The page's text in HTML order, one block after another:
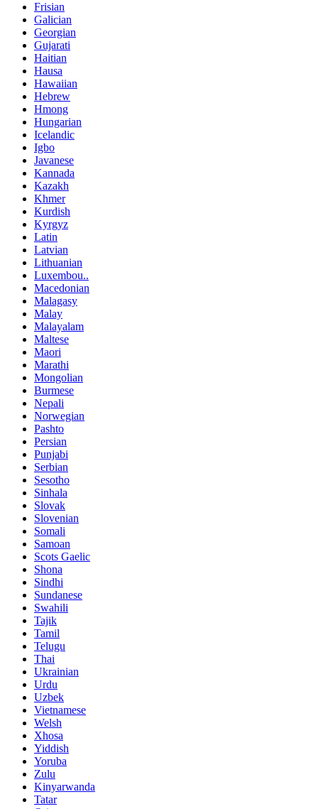
Frisian
Galician
Georgian
Gujarati
Haitian
Hausa
Hawaiian
Hebrew
Hmong
Hungarian
Icelandic
Igbo
Javanese
Kannada
Kazakh
Khmer
Kurdish
Kyrgyz
Latin
Latvian
Lithuanian
Luxembou..
Macedonian
Malagasy
Malay
Malayalam
Maltese
Maori
Marathi
Mongolian
Burmese
Nepali
Norwegian
Pashto
Persian
Punjabi
Serbian
Sesotho
Sinhala
Slovak
Slovenian
Somali
Samoan
Scots Gaelic
Shona
Sindhi
Sundanese
Swahili
Tajik
Tamil
Telugu
Thai
Ukrainian
Urdu
Uzbek
Vietnamese
Welsh
Xhosa
Yiddish
Yoruba
Zulu
Kinyarwanda
Tatar